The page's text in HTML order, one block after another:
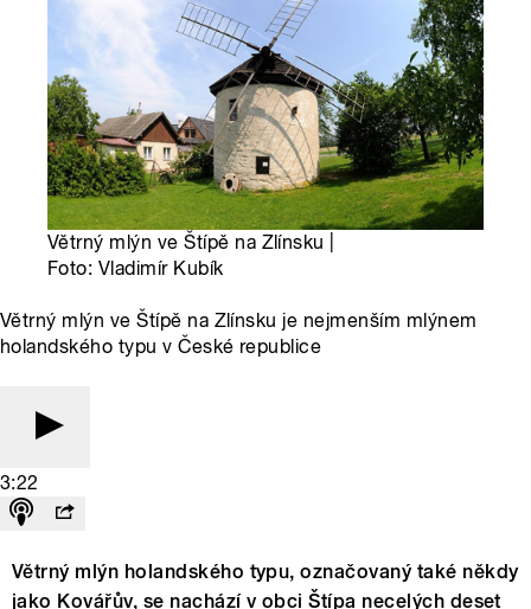
Větrný mlýn ve Štípě na Zlínsku |
Foto: Vladimír Kubík
Větrný mlýn ve Štípě na Zlínsku je nejmenším mlýnem
holandského typu v České republice
3:22
Větrný mlýn holandského typu, označovaný také někdy
jako Kovářův, se nachází v obci Štípa necelých deset